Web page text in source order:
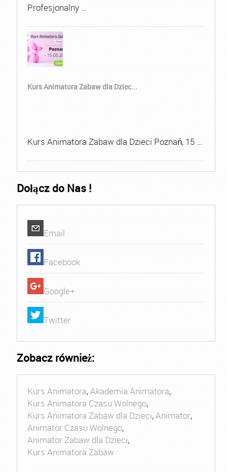
Profesjonalny …
Kurs Animatora Zabaw dla Dziec...
Kurs Animatora Zabaw dla Dzieci Poznań, 15 …
Dołącz do Nas !
Email
Facebook
Google+
Twitter
Zobacz również:
Kurs Animatora,Akademia Animatora,
Kurs Animatora Czasu Wolnego,
Kurs Animatora Zabaw dla Dzieci,Animator,
Animator Czasu Wolnego,
Animator Zabaw dla Dzieci,
Kurs Animatora Zabaw